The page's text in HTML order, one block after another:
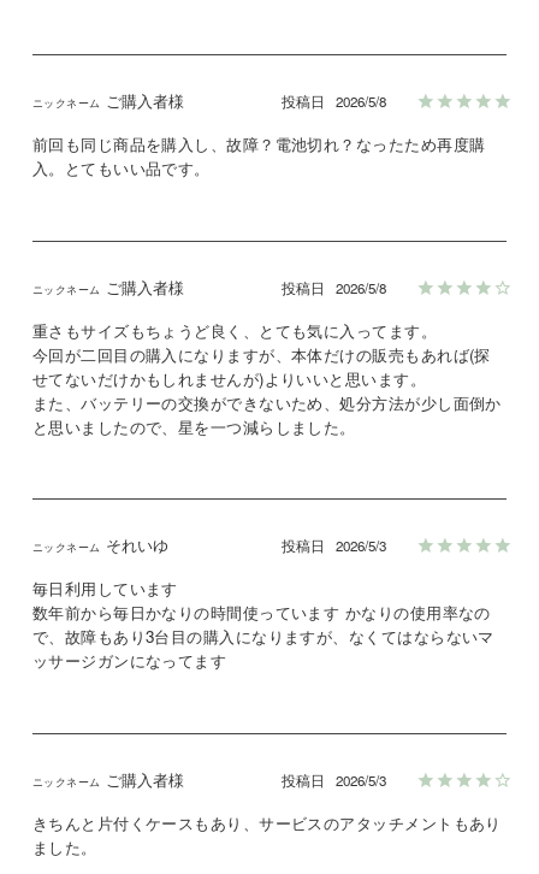
ご購入者様 投稿日 2026/5/8
前回も同じ商品を購入し、故障？電池切れ？なったため再度購
入。とてもいい品です。
ご購入者様 投稿日 2026/5/8
重さもサイズもちょうど良く、とても気に入ってます。
今回が二回目の購入になりますが、本体だけの販売もあれば(探
せてないだけかもしれませんが)よりいいと思います。
また、バッテリーの交換ができないため、処分方法が少し面倒か
と思いましたので、星を一つ減らしました。
それいゆ 投稿日 2026/5/3
毎日利用しています
数年前から毎日かなりの時間使っています かなりの使用率なの
で、故障もあり3台目の購入になりますが、なくてはならないマ
ッサージガンになってます
ご購入者様 投稿日 2026/5/3
きちんと片付くケースもあり、サービスのアタッチメントもあり
ました。